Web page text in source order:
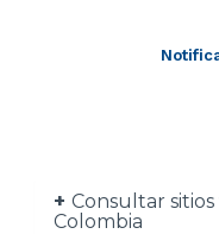
Consultar
Colombia